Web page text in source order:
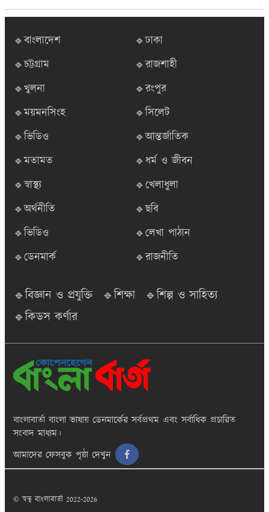
🔹বাংলাদেশ
🔹ঢাকা
🔹চট্টগ্রাম
🔹রাজশাহী
🔹খুলনা
🔹রংপুর
🔹ময়মনসিংহ
🔹সিলেট
🔹ভিডিও
🔹আন্তর্জাতিক
🔹মতামত
🔹ধর্ম ও জীবন
🔹স্বাস্থ্য
🔹খেলাধুলা
🔹অর্থনীতি
🔹ছবি
🔹ভিডিও
🔹লেখা পাঠান
🔹ডেনমার্ক
🔹রাজনীতি
🔹বিজ্ঞান ও প্রযুক্তি 🔹শিক্ষা
🔹শিল্প ও সাহিত্য
🔹কিডস কর্ণার
বাংলাবার্তা বাংলা ভাষায় ডেনমার্কের সর্বপ্রথম এবং সর্বাধিক প্রচারিত
সংবাদ মাধ্যম।
আমাদের ফেসবুক পৃষ্ঠা দেখুন
© স্বত্ব বাংলাবার্তা 2022-2026